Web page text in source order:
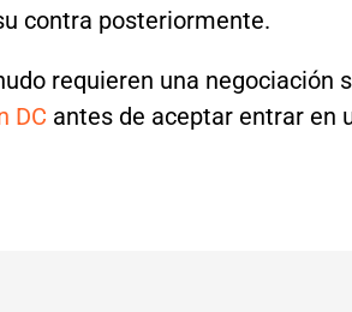
contra posteriormente.
requieren una
DC antes de aceptar entrar en